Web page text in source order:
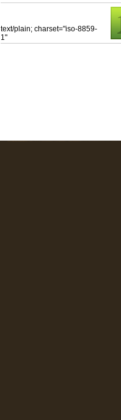
text/plain; charset="iso-8859-
1"